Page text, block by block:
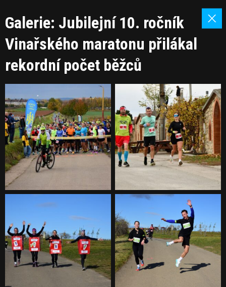
Galerie: Jubilejní 10. ročník
Vinařského maratonu přilákal
rekordní počet běžců